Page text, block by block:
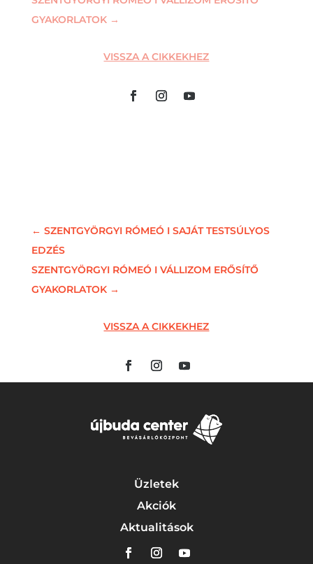
GYAKORLATOK→
VISSZA A CIKKEKHEZ
← SZENTGYÖRGYI RÓMEÓ I SAJÁT TESTSÚLYOS
EDZÉS
SZENTGYÖRGYI RÓMEÓ I VÁLLIZOM ERŐSÍTŐ
GYAKORLATOK→
VISSZA A CIKKEKHEZ
Üzletek
Akciók
Aktualitások